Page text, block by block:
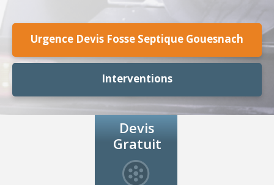
Urgence Devis Fosse Septique Gouesnach
Interventions
Devis
Gratuit